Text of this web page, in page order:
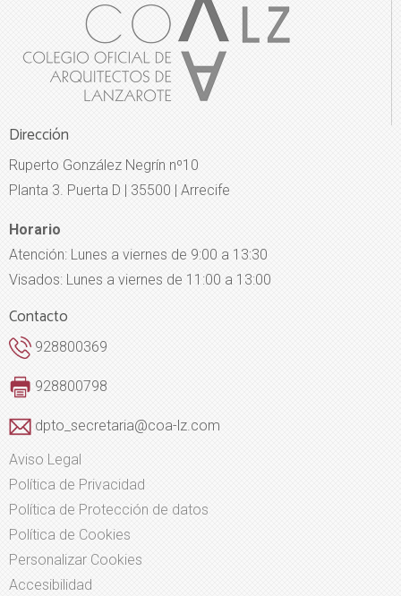
Dirección
Ruperto González Negrín nº10
Planta 3. Puerta D | 35500 | Arrecife
Horario
Atención: Lunes a viernes de 9:00 a 13:30
Visados: Lunes a viernes de 11:00 a 13:00
Contacto
928800369
928800798
dpto_secretaria@coa-lz.com
Aviso Legal
Política de Privacidad
Política de Protección de datos
Política de Cookies
Personalizar Cookies
Accesibilidad